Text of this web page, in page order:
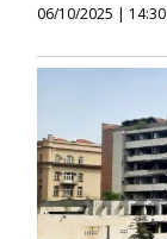
06/10/2025 | 14:30